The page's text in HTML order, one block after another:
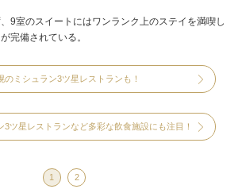
9室のスイートにはワンランク上のステイを満喫し
完備されている。
のミシュラン3ツ星レストランも！
3ツ星レストランなど多彩な飲食施設にも注目！
1 2